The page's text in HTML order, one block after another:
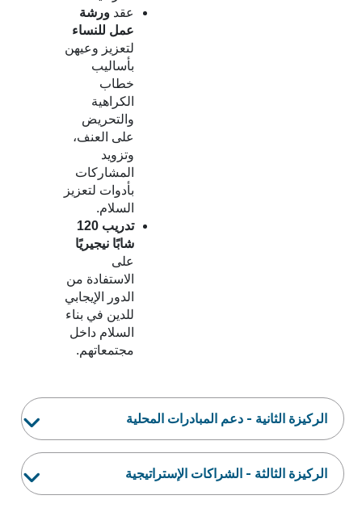
عقد ورشة
عمل للنساء
لتعزيز وعيهن
بأساليب
خطاب
الكراهية
والتحريض
على العنف،
وتزويد
المشاركات
بأدوات لتعزيز
السلام.
تدريب 120
شابًا نيجيريًا
على
الاستفادة من
الدور الإيجابي
للدين في بناء
السلام داخل
مجتمعاتهم.
الركيزة الثانية - دعم المبادرات المحلية
الركيزة الثالثة - الشراكات الإستراتيجية